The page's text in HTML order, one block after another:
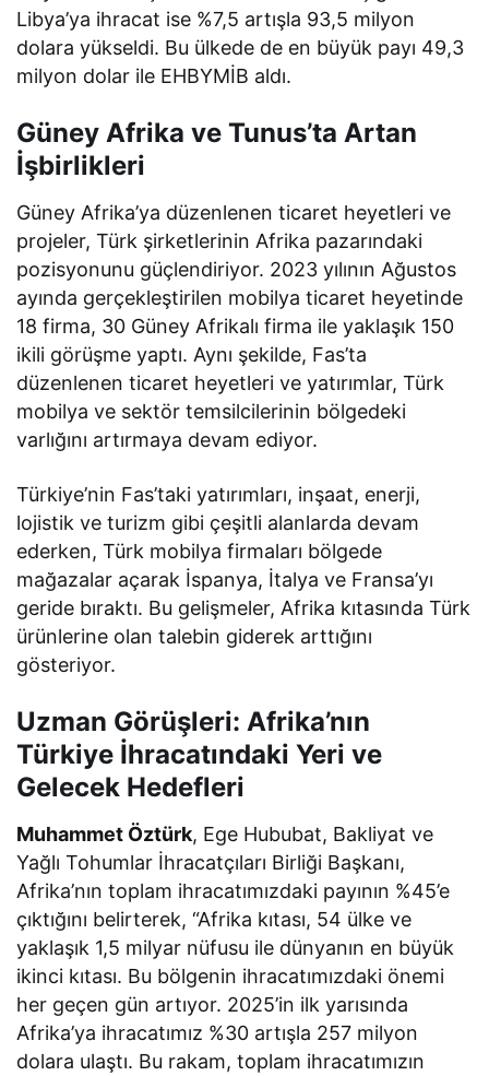
Libya’ya ihracat ise %7,5 artışla 93,5 milyon
dolara yükseldi. Bu ülkede de en büyük payı 49,3
milyon dolar ile EHBYMİB aldı.
Güney Afrika ve Tunus’ta Artan
İşbirlikleri
Güney Afrika’ya düzenlenen ticaret heyetleri ve
projeler, Türk şirketlerinin Afrika pazarındaki
pozisyonunu güçlendiriyor. 2023 yılının Ağustos
ayında gerçekleştirilen mobilya ticaret heyetinde
18 firma, 30 Güney Afrikalı firma ile yaklaşık 150
ikili görüşme yaptı. Aynı şekilde, Fas’ta
düzenlenen ticaret heyetleri ve yatırımlar, Türk
mobilya ve sektör temsilcilerinin bölgedeki
varlığını artırmaya devam ediyor.
Türkiye’nin Fas’taki yatırımları, inşaat, enerji,
lojistik ve turizm gibi çeşitli alanlarda devam
ederken, Türk mobilya firmaları bölgede
mağazalar açarak İspanya, İtalya ve Fransa’yı
geride bıraktı. Bu gelişmeler, Afrika kıtasında Türk
ürünlerine olan talebin giderek arttığını
gösteriyor.
Uzman Görüşleri: Afrika’nın
Türkiye İhracatındaki Yeri ve
Gelecek Hedefleri
Muhammet Öztürk, Ege Hububat, Bakliyat ve
Yağlı Tohumlar İhracatçıları Birliği Başkanı,
Afrika’nın toplam ihracatımızdaki payının %45’e
çıktığını belirterek, “Afrika kıtası, 54 ülke ve
yaklaşık 1,5 milyar nüfusu ile dünyanın en büyük
ikinci kıtası. Bu bölgenin ihracatımızdaki önemi
her geçen gün artıyor. 2025’in ilk yarısında
Afrika’ya ihracatımız %30 artışla 257 milyon
dolara ulaştı. Bu rakam, toplam ihracatımızın